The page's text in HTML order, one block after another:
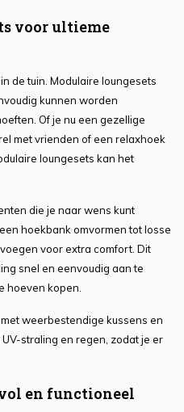
voor ultieme
de tuin. Modulaire loungesets
kunnen worden
Of je nu een gezellige
met vrienden of een relaxhoek
loungesets kan het
die je naar wens kunt
hoekbank omvormen tot losse
voor extra comfort. Dit
snel en eenvoudig aan te
hoeven kopen.
weerbestendige kussens en
straling en regen, zodat je er
en functioneel